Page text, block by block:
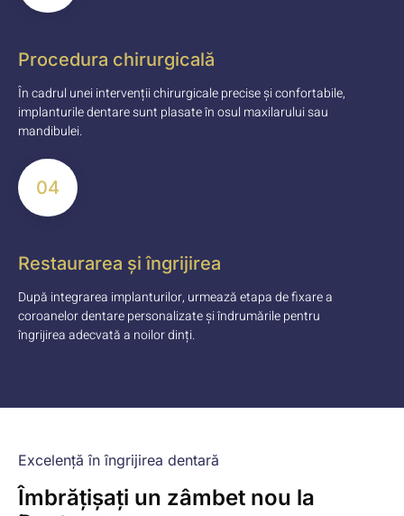
Procedura chirurgicală
În cadrul unei intervenții chirurgicale precise și confortabile,
implanturile dentare sunt plasate în osul maxilarului sau
mandibulei.
04
Restaurarea și îngrijirea
După integrarea implanturilor, urmează etapa de fixare a
coroanelor dentare personalizate și îndrumările pentru
îngrijirea adecvată a noilor dinți.
Excelență în îngrijirea dentară
Îmbrățișați un zâmbet nou la